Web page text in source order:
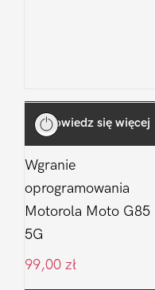
Dowiedz się więcej
Wgranie
oprogramowania
Motorola Moto G85
5G
99,00 zł